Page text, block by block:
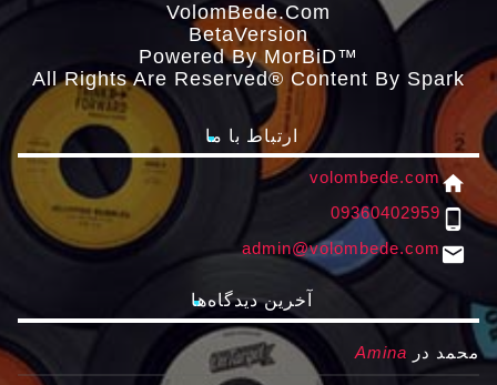
VolomBede.com
ΒetaVersion
Powered By MorBiD™
All Rights Are Reserved® Content By Spark
ارتباط با ما
home
volombede.com
phone_android
09360402959
email
admin@volombede.com
آخرین دیدگاه‌ها
محمد در Amina